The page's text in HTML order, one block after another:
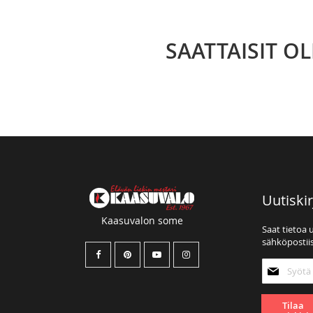
SAATTAISIT
Kaasuvalon some
Saat tietoa
Tilaa